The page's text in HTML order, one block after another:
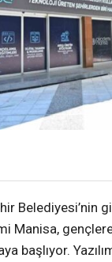
Belediyesi’nin
Manisa,
başlıyor.